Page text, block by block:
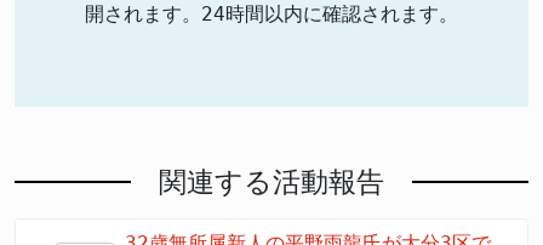
開されます。24時間以内に確認されます。
関連する活動報告